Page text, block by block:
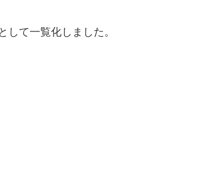
て一覧化しました。